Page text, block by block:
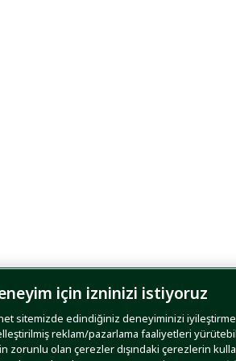
için izninizi istiyoruz
sitemizde edindiğiniz deneyiminizi
reklam/pazarlama faaliyetleri
zorunlu olan çerezler dışındaki çerezlerin